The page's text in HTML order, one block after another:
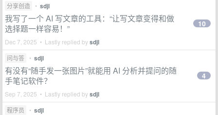
分享创造 • sdjl
我写了一个 AI 写文章的工具：“让写文章变得和做
选择题一样容易！”
Dec 7, 2025 • Lastly replied bysdjl
10
问与答 • sdjl
有没有“随手发一张图片”就能用 AI 分析并提问的随
手笔记软件？
Sep 7, 2025 • Lastly replied bysdjl
4
程序员 • sdjl